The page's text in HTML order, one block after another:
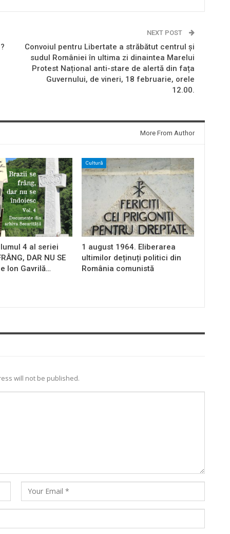
NEXT POST
Convoiul pentru Libertate a străbătut centrul și
sudul României în ultima zi dinaintea Marelui
Protest Național anti-stare de alertă din fața
Guvernului, de vineri, 18 februarie, orele
12.00.
More From Author
4 al seriei
DAR NU SE
Ion Gavrilă…
Cultură
1 august 1964. Eliberarea
ultimilor deținuți politici din
România comunistă
will not be published.